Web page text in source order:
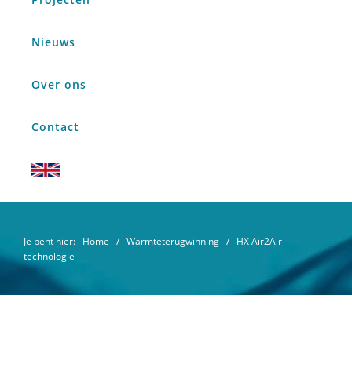
Nieuws
Over ons
Contact
Je bent hier: Home / Warmteterugwinning / HX Air2Air
technologie